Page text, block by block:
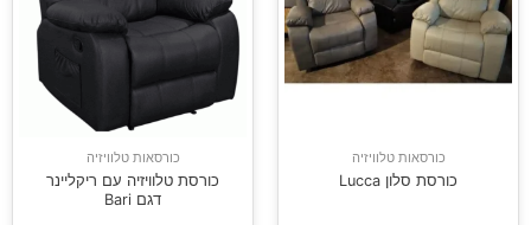
כורסאות טלוויזיה
כורסת סלון Lucca
כורסאות טלוויזיה
כורסת טלוויזיה עם ריקליינר
דגם Bari